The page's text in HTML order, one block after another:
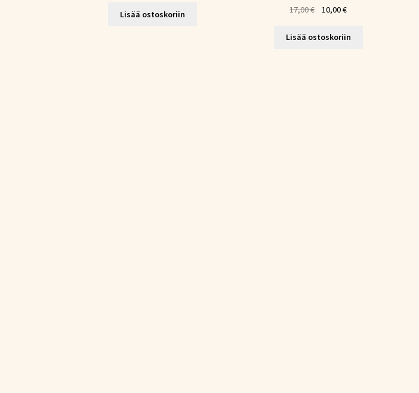
Lisää ostoskoriin 17,00€
Alkuperäinen
oli:
10,00€Nykyinen
on:
Lisää ostoskoriin